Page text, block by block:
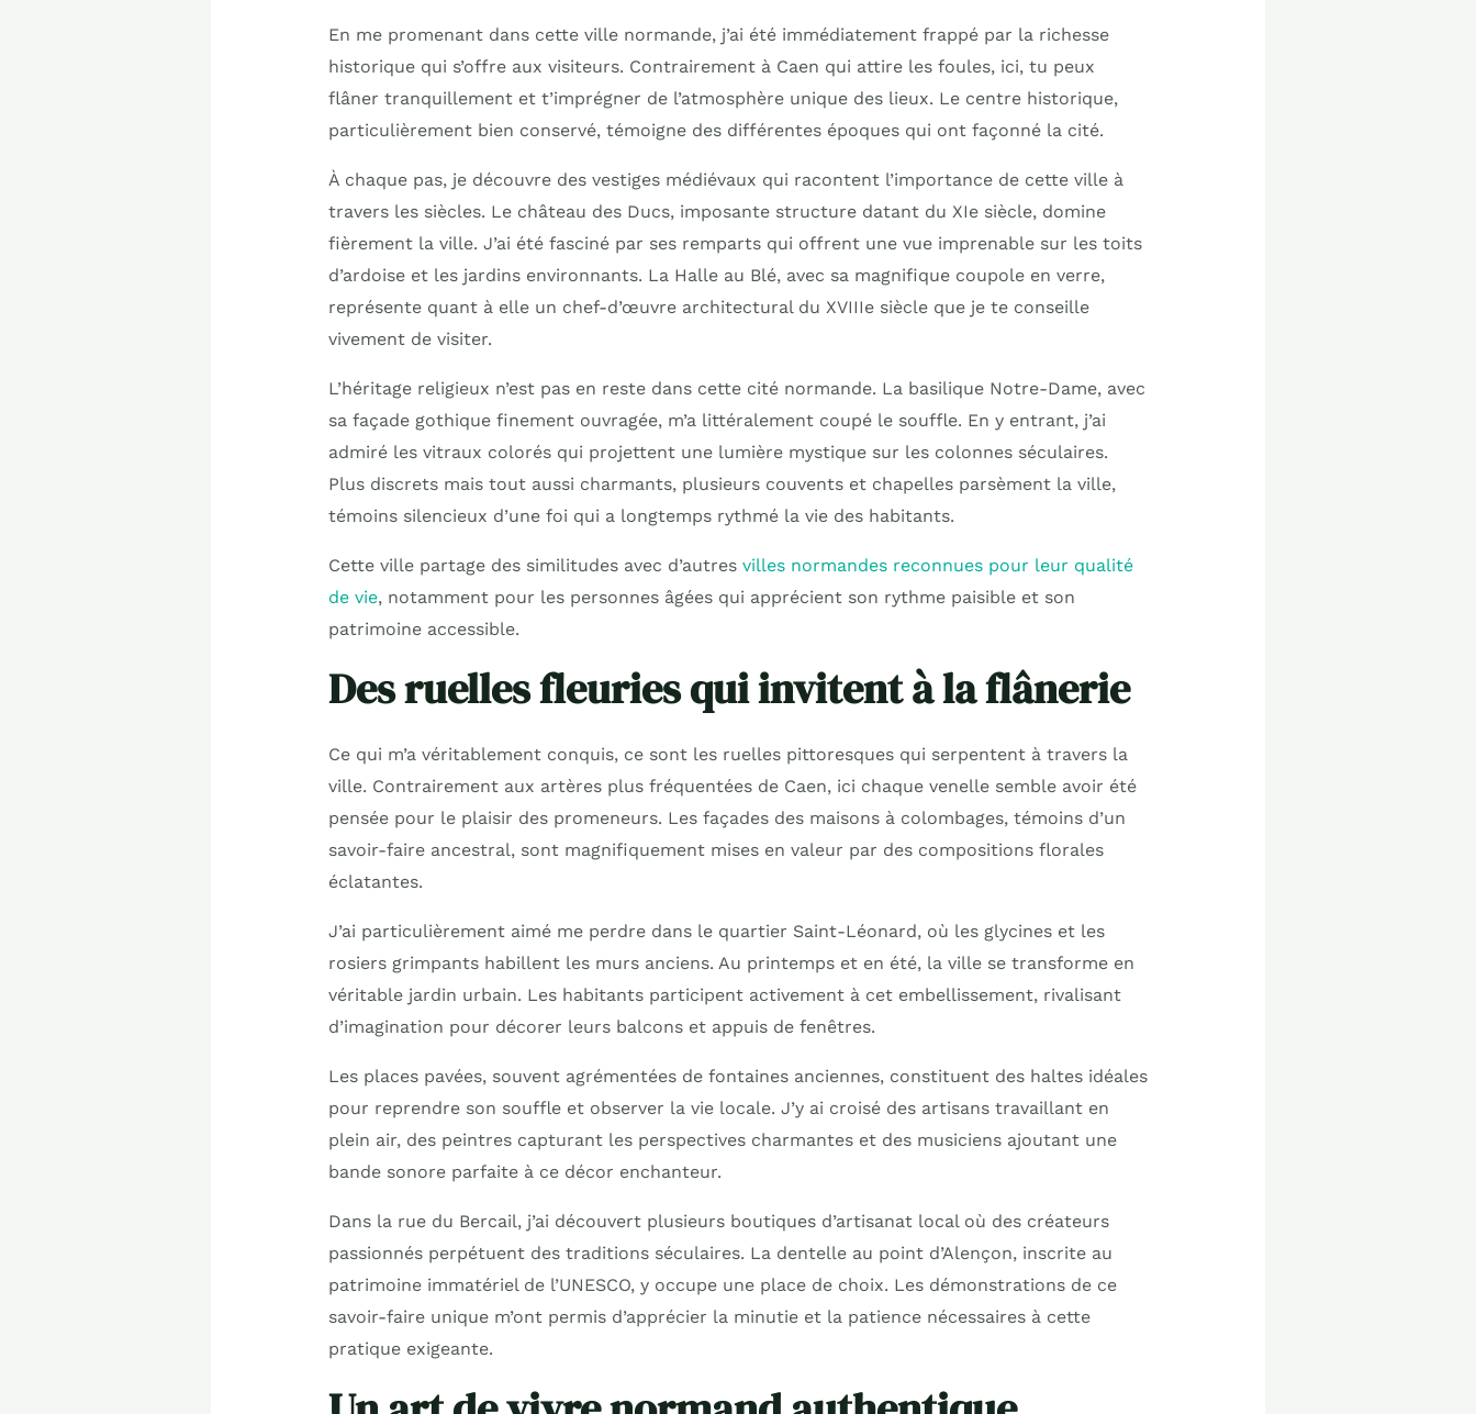
En me promenant dans cette ville normande, j’ai été immédiatement frappé par la richesse
historique qui s’offre aux visiteurs. Contrairement à Caen qui attire les foules, ici, tu peux
flâner tranquillement et t’imprégner de l’atmosphère unique des lieux. Le centre historique,
particulièrement bien conservé, témoigne des différentes époques qui ont façonné la cité.
À chaque pas, je découvre des vestiges médiévaux qui racontent l’importance de cette ville à
travers les siècles. Le château des Ducs, imposante structure datant du XIe siècle, domine
fièrement la ville. J’ai été fasciné par ses remparts qui offrent une vue imprenable sur les toits
d’ardoise et les jardins environnants. La Halle au Blé, avec sa magnifique coupole en verre,
représente quant à elle un chef-d’œuvre architectural du XVIIIe siècle que je te conseille
vivement de visiter.
L’héritage religieux n’est pas en reste dans cette cité normande. La basilique Notre-Dame, avec
sa façade gothique finement ouvragée, m’a littéralement coupé le souffle. En y entrant, j’ai
admiré les vitraux colorés qui projettent une lumière mystique sur les colonnes séculaires.
Plus discrets mais tout aussi charmants, plusieurs couvents et chapelles parsèment la ville,
témoins silencieux d’une foi qui a longtemps rythmé la vie des habitants.
Cette ville partage des similitudes avec d’autres villes normandes reconnues pour leur qualité
de vie, notamment pour les personnes âgées qui apprécient son rythme paisible et son
patrimoine accessible.
Des ruelles fleuries qui invitent à la flânerie
Ce qui m’a véritablement conquis, ce sont les ruelles pittoresques qui serpentent à travers la
ville. Contrairement aux artères plus fréquentées de Caen, ici chaque venelle semble avoir été
pensée pour le plaisir des promeneurs. Les façades des maisons à colombages, témoins d’un
savoir-faire ancestral, sont magnifiquement mises en valeur par des compositions florales
éclatantes.
J’ai particulièrement aimé me perdre dans le quartier Saint-Léonard, où les glycines et les
rosiers grimpants habillent les murs anciens. Au printemps et en été, la ville se transforme en
véritable jardin urbain. Les habitants participent activement à cet embellissement, rivalisant
d’imagination pour décorer leurs balcons et appuis de fenêtres.
Les places pavées, souvent agrémentées de fontaines anciennes, constituent des haltes idéales
pour reprendre son souffle et observer la vie locale. J’y ai croisé des artisans travaillant en
plein air, des peintres capturant les perspectives charmantes et des musiciens ajoutant une
bande sonore parfaite à ce décor enchanteur.
Dans la rue du Bercail, j’ai découvert plusieurs boutiques d’artisanat local où des créateurs
passionnés perpétuent des traditions séculaires. La dentelle au point d’Alençon, inscrite au
patrimoine immatériel de l’UNESCO, y occupe une place de choix. Les démonstrations de ce
savoir-faire unique m’ont permis d’apprécier la minutie et la patience nécessaires à cette
pratique exigeante.